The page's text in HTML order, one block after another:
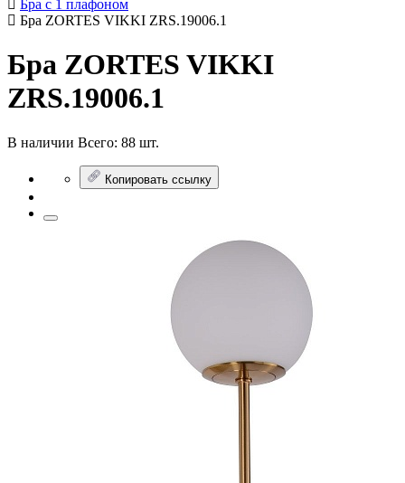
Бра с 1 плафоном
Бра ZORTES VIKKI ZRS.19006.1
Бра ZORTES VIKKI
ZRS.19006.1
В наличии Всего: 88 шт.
Копировать ссылку